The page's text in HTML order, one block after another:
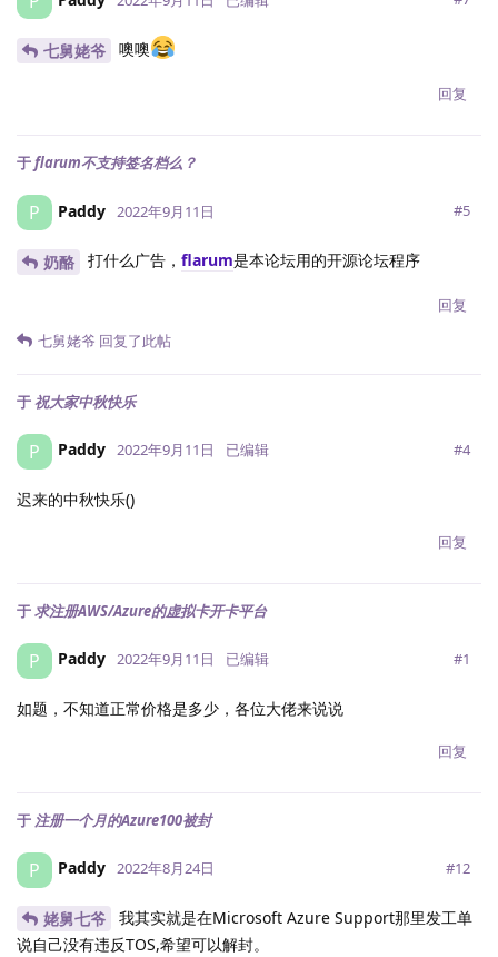
七舅姥爷 噢噢
回复
于flarum不支持签名档么？
P Paddy 2022年9月11日 #5
奶酪 打什么广告， flarum是本论坛用的开源论坛程序
回复
七舅姥爷 回复了此帖
于祝大家中秋快乐
P Paddy 2022年9月11日 已编辑 #4
迟来的中秋快乐()
回复
于求注册AWS/Azure的虚拟卡开卡平台
P Paddy 2022年9月11日 已编辑 #1
如题，不知道正常价格是多少，各位大佬来说说
回复
于 注册一个月的Azure100被封
P Paddy 2022年8月24日 #12
姥舅七爷
我其实就是在Microsoft Azure Support那里发工单
说自己没有违反TOS,希望可以解封。